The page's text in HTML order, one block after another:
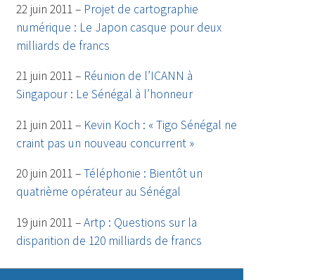
22 juin 2011 – Projet de cartographie
numérique : Le Japon casque pour deux
milliards de francs
21 juin 2011 – Réunion de l’ICANN à
Singapour : Le Sénégal à l’honneur
21 juin 2011 – Kevin Koch : « Tigo Sénégal ne
craint pas un nouveau concurrent »
20 juin 2011 –Téléphonie : Bientôt un
quatrième opérateur au Sénégal
19 juin 2011 –Artp : Questions sur la
disparition de 120 milliards de francs